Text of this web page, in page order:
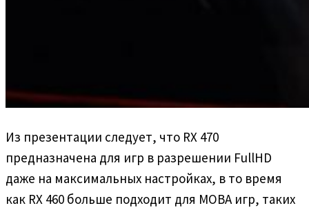
Из презентации следует, что RX 470
предназначена для игр в разрешении FullHD
даже на максимальных настройках, в то время
как RX 460 больше подходит для MOBA игр, таких